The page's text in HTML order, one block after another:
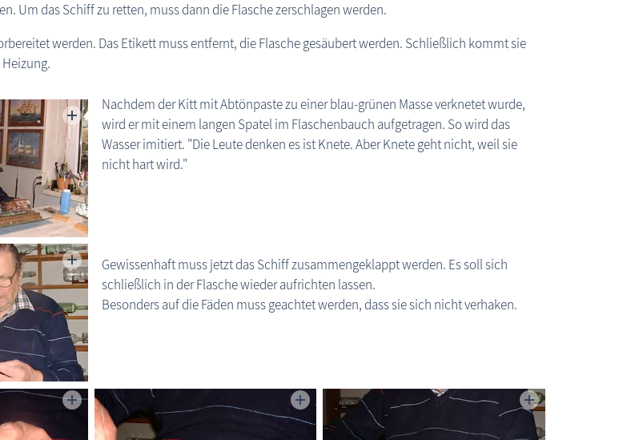
Um das Schiff zu retten, muss dann die Flasche zerschlagen werden.
werden. Das Etikett muss entfernt, die Flasche gesäubert werden. Schließlich kommt sie
Nachdem der Kitt mit Abtönpaste zu einer blau-grünen Masse verknetet wurde,
wird er mit einem langen Spatel im Flaschenbauch aufgetragen. So wird das
Wasser imitiert. "Die Leute denken es ist Knete. Aber Knete geht nicht, weil sie
nicht hart wird."
Gewissenhaft muss jetzt das Schiff zusammengeklappt werden. Es soll sich
schließlich in der Flasche wieder aufrichten lassen.
Besonders auf die Fäden muss geachtet werden, dass sie sich nicht verhaken.